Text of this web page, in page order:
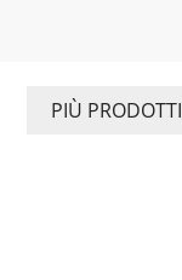
PIÙ PRODOTTI